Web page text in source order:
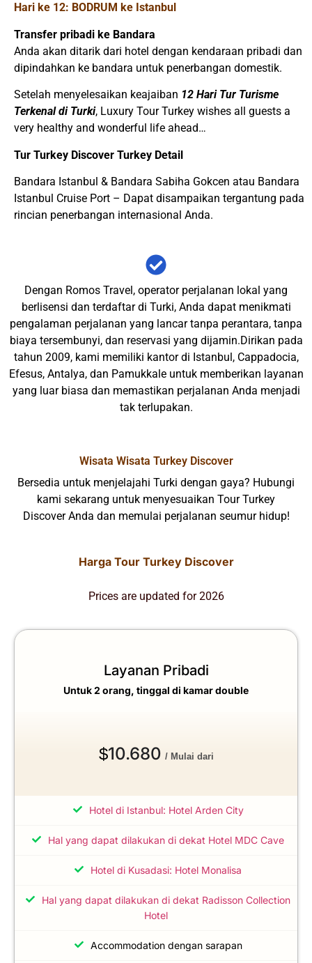
Hari ke 12: BODRUM ke Istanbul
Transfer pribadi ke Bandara
Anda akan ditarik dari hotel dengan kendaraan pribadi dan
dipindahkan ke bandara untuk penerbangan domestik.
Setelah menyelesaikan keajaiban 12 Hari Tur Turisme
Terkenal di Turki, Luxury Tour Turkey wishes all guests a
very healthy and wonderful life ahead…
Tur Turkey Discover Turkey Detail
Bandara Istanbul & Bandara Sabiha Gokcen atau Bandara
Istanbul Cruise Port – Dapat disampaikan tergantung pada
rincian penerbangan internasional Anda.
Dengan Romos Travel, operator perjalanan lokal yang
berlisensi dan terdaftar di Turki, Anda dapat menikmati
pengalaman perjalanan yang lancar tanpa perantara, tanpa
biaya tersembunyi, dan reservasi yang dijamin.Dirikan pada
tahun 2009, kami memiliki kantor di Istanbul, Cappadocia,
Efesus, Antalya, dan Pamukkale untuk memberikan layanan
yang luar biasa dan memastikan perjalanan Anda menjadi
tak terlupakan.
Wisata Wisata Turkey Discover
Bersedia untuk menjelajahi Turki dengan gaya? Hubungi
kami sekarang untuk menyesuaikan Tour Turkey
Discover Anda dan memulai perjalanan seumur hidup!
Harga Tour Turkey Discover
Prices are updated for 2026
Layanan Pribadi
Untuk 2 orang, tinggal di kamar double
$10.680 / Mulai dari
Hotel di Istanbul: Hotel Arden City
Hal yang dapat dilakukan di dekat Hotel MDC Cave
Hotel di Kusadasi: Hotel Monalisa
Hal yang dapat dilakukan di dekat Radisson Collection
Hotel
Accommodation dengan sarapan